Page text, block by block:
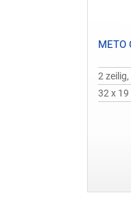
METO
2
32 x